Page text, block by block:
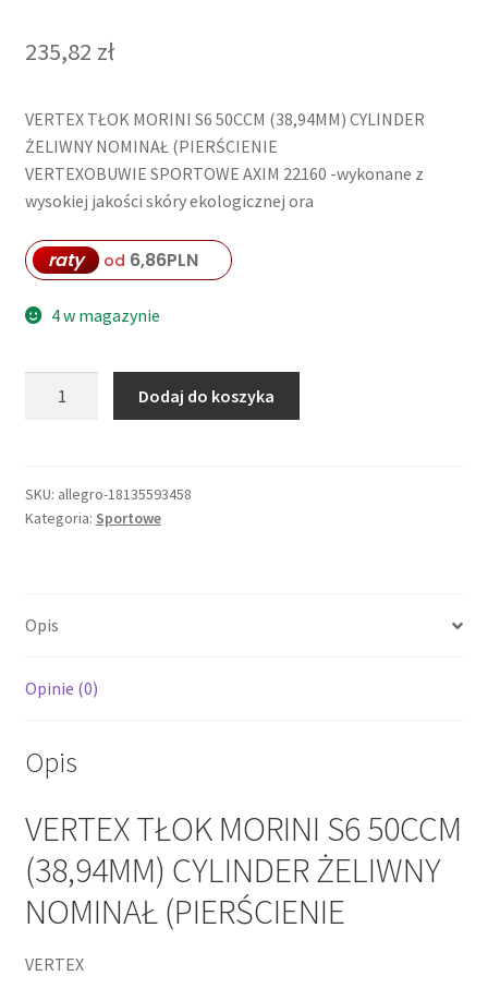
235,82 zł
VERTEX TŁOK MORINI S6 50CCM (38,94MM) CYLINDER
ŻELIWNY NOMINAŁ (PIERŚCIENIE
VERTEXOBUWIE SPORTOWE AXIM 22160 -wykonane z
wysokiej jakości skóry ekologicznej ora
raty od 6,86PLN
4 w magazynie
S6
50CCM
NOMINAŁ
Dodaj do koszyka
SKU: allegro-18135593458
Kategoria: Sportowe
Opis
Opinie (0)
Opis
VERTEX TŁOK MORINI S6 50CCM
(38,94MM) CYLINDER ŻELIWNY
NOMINAŁ (PIERŚCIENIE
VERTEX